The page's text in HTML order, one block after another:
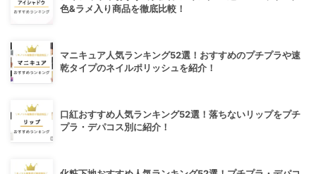
色&ラメ入り商品を徹底比較！
マニキュア人気ランキング52選！おすすめのプチプラや速
乾タイプのネイルポリッシュを紹介！
口紅おすすめ人気ランキング52選！落ちないリップをプチ
プラ・デパコス別に紹介！